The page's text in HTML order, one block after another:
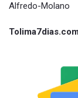
Alfredo-Molano